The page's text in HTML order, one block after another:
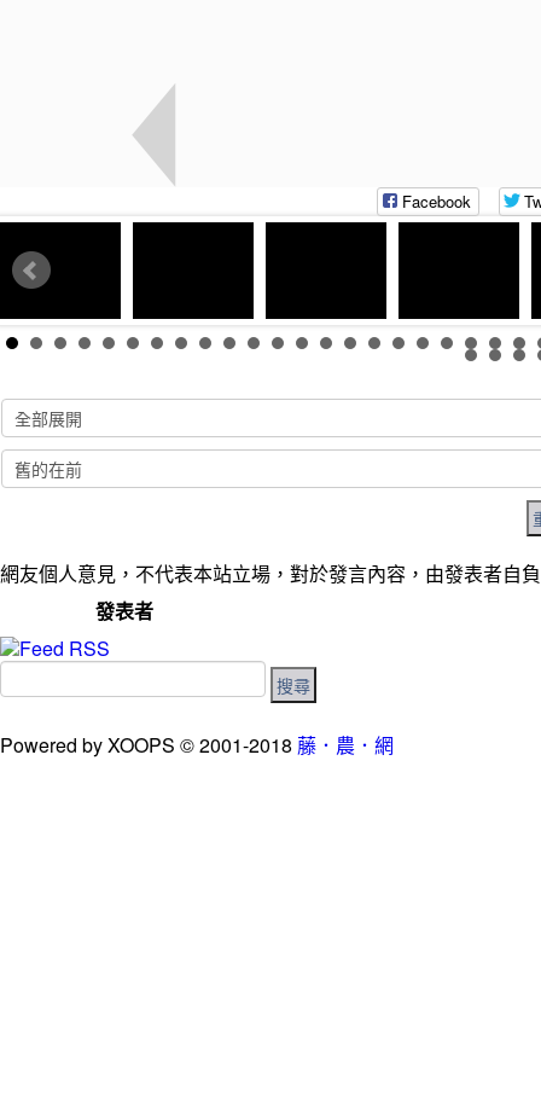
Facebook
網友個人意見，不代表本站立場，對於發言內容，由發表者自
發表者
Powered by XOOPS © 2001-2018 藤．農．網